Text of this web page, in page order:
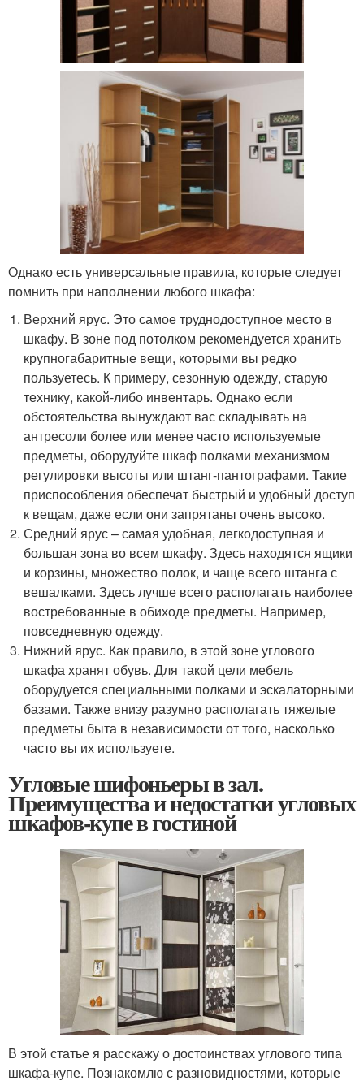
Однако есть универсальные правила, которые следует
помнить при наполнении любого шкафа:
Верхний ярус. Это самое труднодоступное место в
шкафу. В зоне под потолком рекомендуется хранить
крупногабаритные вещи, которыми вы редко
пользуетесь. К примеру, сезонную одежду, старую
технику, какой-либо инвентарь. Однако если
обстоятельства вынуждают вас складывать на
антресоли более или менее часто используемые
предметы, оборудуйте шкаф полками механизмом
регулировки высоты или штанг-пантографами. Такие
приспособления обеспечат быстрый и удобный доступ
к вещам, даже если они запрятаны очень высоко.
Средний ярус – самая удобная, легкодоступная и
большая зона во всем шкафу. Здесь находятся ящики
и корзины, множество полок, и чаще всего штанга с
вешалками. Здесь лучше всего располагать наиболее
востребованные в обиходе предметы. Например,
повседневную одежду.
Нижний ярус. Как правило, в этой зоне углового
шкафа хранят обувь. Для такой цели мебель
оборудуется специальными полками и эскалаторными
базами. Также внизу разумно располагать тяжелые
предметы быта в независимости от того, насколько
часто вы их используете.
Угловые шифоньеры в зал.
Преимущества и недостатки угловых
шкафов-купе в гостиной
В этой статье я расскажу о достоинствах углового типа
шкафа-купе. Познакомлю с разновидностями, которые